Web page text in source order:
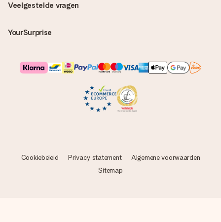
Veelgestelde vragen
YourSurprise
Cookiebeleid Privacy statement
Algemene voorwaarden
Sitemap